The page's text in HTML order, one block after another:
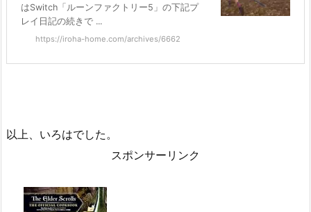
はSwitch「ルーンファクトリー5」の下記プ
レイ日記の続きで ...
https://iroha-home.com/archives/6662
以上、いろはでした。
スポンサーリンク